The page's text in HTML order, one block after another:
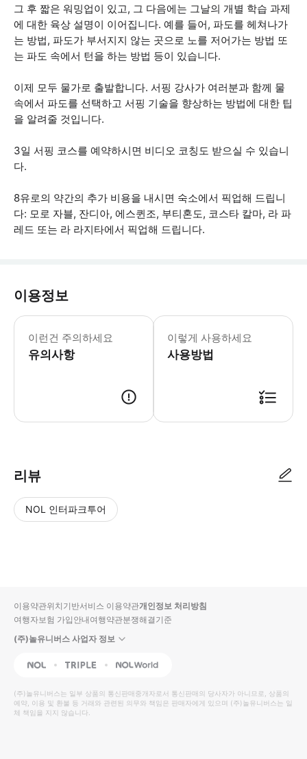
그 후 짧은 워밍업이 있고, 그 다음에는 그날의 개별 학습 과제
에 대한 육상 설명이 이어집니다. 예를 들어, 파도를 헤쳐나가
는 방법, 파도가 부서지지 않는 곳으로 노를 저어가는 방법 또
는 파도 속에서 턴을 하는 방법 등이 있습니다.
이제 모두 물가로 출발합니다. 서핑 강사가 여러분과 함께 물
속에서 파도를 선택하고 서핑 기술을 향상하는 방법에 대한 팁
을 알려줄 것입니다.
3일 서핑 코스를 예약하시면 비디오 코칭도 받으실 수 있습니
다.
8유로의 약간의 추가 비용을 내시면 숙소에서 픽업해 드립니
다: 모로 자블, 잔디아, 에스퀸조, 부티혼도, 코스타 칼마, 라 파
레드 또는 라 라지타에서 픽업해 드립니다.
이용정보
이런건 주의하세요
유의사항
픽업을 원하시는 경우 호텔 이름 또는
이렇게 사용하세요
사용방법
리뷰
NOL 인터파크투어
입니
다.
높
은
순
동
영
상
순
상
이용약관위치기반서비스 이용약관개인정보 처리방침
여행자보험 가입안내여행약관분쟁해결기준
(주)놀유니버스 사업자 정보
NOL Triple Interpark Global
(주)놀유니버스는 일부 상품의 통신판매중개자로서 통신판매의 당사자가 아니므로, 상품의
예약, 이용 및 환불 등 거래와 관련된 의무와 책임은 판매자에게 있으며 (주)놀유니버스는 일
체 책임을 지지 않습니다.